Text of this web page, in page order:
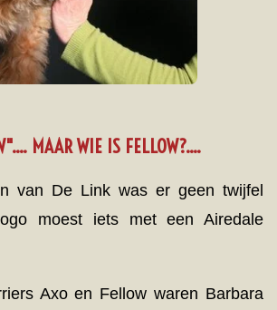
MAAR WIE IS FELLOW?....
van De Link was er geen twijfel
moest iets met een Airedale
Axo en Fellow waren Barbara